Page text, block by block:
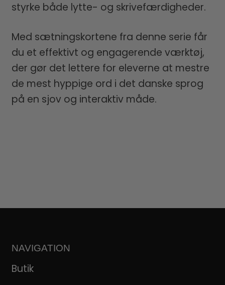
styrke både lytte- og skrivefærdigheder.
Med sætningskortene fra denne serie får
du et effektivt og engagerende værktøj,
der gør det lettere for eleverne at mestre
de mest hyppige ord i det danske sprog
på en sjov og interaktiv måde.
NAVIGATION
Butik